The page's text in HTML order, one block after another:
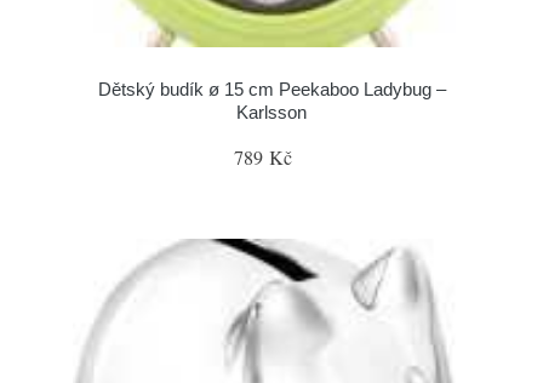
Dětský budík ø 15 cm Peekaboo Ladybug –
Karlsson
789 Kč